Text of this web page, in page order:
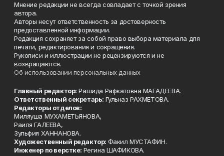
Мнение редакции не всегда совпадает с точкой зрения
автора.
Авторы несут ответственность за достоверность
предоставленной информации.
Редакция сохраняет за собой право выбора материала для
печати, редактирования и сокращения.
Рукописи и иллюстрации не рецензируются и не
возвращаются.
Об использовании персональных данных
Главный редактор: Рашида Рафкатовна МАГАДЕЕВА.
Ответственный секретарь: Гульназ РАХМЕТОВА.
Редакторы отделов:
Миляуша МУХАМЕТЬЯНОВА,
Раиля ГАЛЕЕВА,
Зульфия ХАННАНОВА.
Художественный редактор: Факил МУСТАФИН.
Инженер по верстке: Регина ШАФИКОВА.